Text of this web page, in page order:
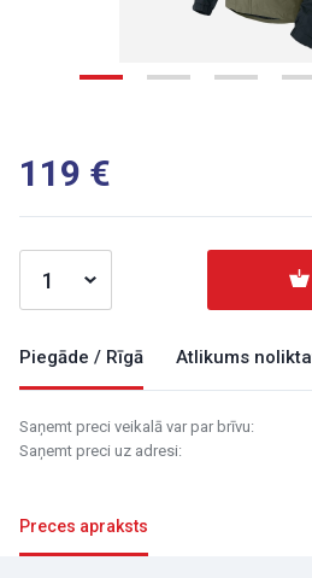
119
Piegāde / Rīgā Atlikums
Saņemt preci veikalā var par brīvu:
Saņemt preci uz adresi:
Preces apraksts